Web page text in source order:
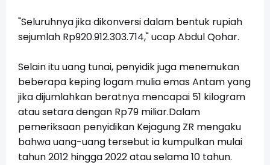
"Seluruhnya jika dikonversi dalam bentuk rupiah
sejumlah Rp920.912.303.714," ucap Abdul Qohar.
Selain itu uang tunai, penyidik juga menemukan
beberapa keping logam mulia emas Antam yang
jika dijumlahkan beratnya mencapai 51 kilogram
atau setara dengan Rp79 miliar.Dalam
pemeriksaan penyidikan Kejagung ZR mengaku
bahwa uang-uang tersebut ia kumpulkan mulai
tahun 2012 hingga 2022 atau selama 10 tahun.